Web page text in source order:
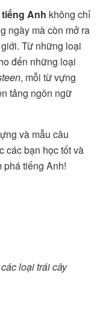
Anh không chỉ
ngày mà còn mở ra
Từ những loại
đến những loại
, mỗi từ vựng
tảng ngôn ngữ
và mẫu câu
các bạn học tốt và
phá tiếng Anh!
loại trái cây